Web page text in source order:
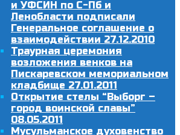
и УФСИН по С-Пб и
Ленобласти подписали
Генеральное соглашение о
взаимодействии 27.12.2010
Траурная церемония
возложения венков на
Пискаревском мемориальном
кладбище 27.01.2011
Открытие стелы “Выборг –
город воинской славы”
08.05.2011
Мусульманское духовенство